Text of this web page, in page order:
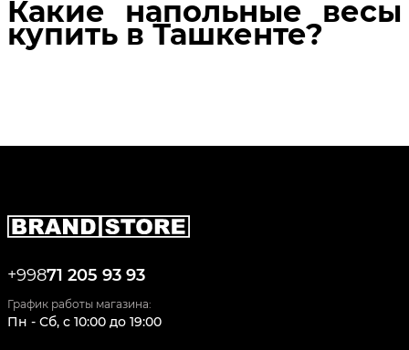
Какие напольные весы
купить в Ташкенте?
+99871 205 93 93
График работы магазина:
Пн - Сб, c 10:00 до 19:00